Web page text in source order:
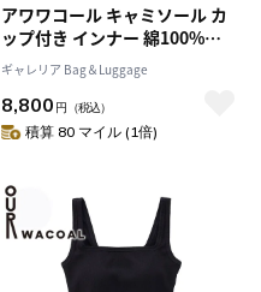
アワワコール キャミソール カ
ップ付き インナー 綿100%
OUR WACOAL トップス インナ
ーウェア ブラトップ アンダー
ゴムなし キャミ シンプル スト
ラップ調整 レディース カップ
ギャレリア Bag＆Luggage
8,800 円 （税込）
積算 80 マイル (1倍)